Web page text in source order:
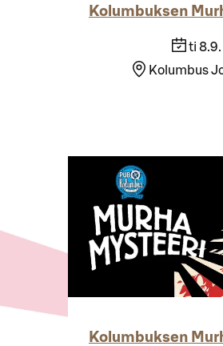
Kolumbuksen
ti 8.9.
Kolumbus
Kolumbuksen